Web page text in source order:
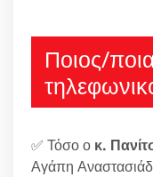
Ποιος/
✅ Τόσο ο κ.
Αγάπη